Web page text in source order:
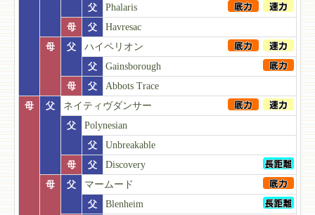
父
Phalaris
母
父
Havresac
母
父
ハイペリオン
父
Gainsborough
母
父
Abbots Trace
母
父
ネイティヴダンサー
父
Polynesian
父
Unbreakable
母
父
Discovery
母
父
マームード
父
Blenheim